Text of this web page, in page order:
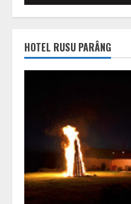
HOTEL RUSU PARÂNG